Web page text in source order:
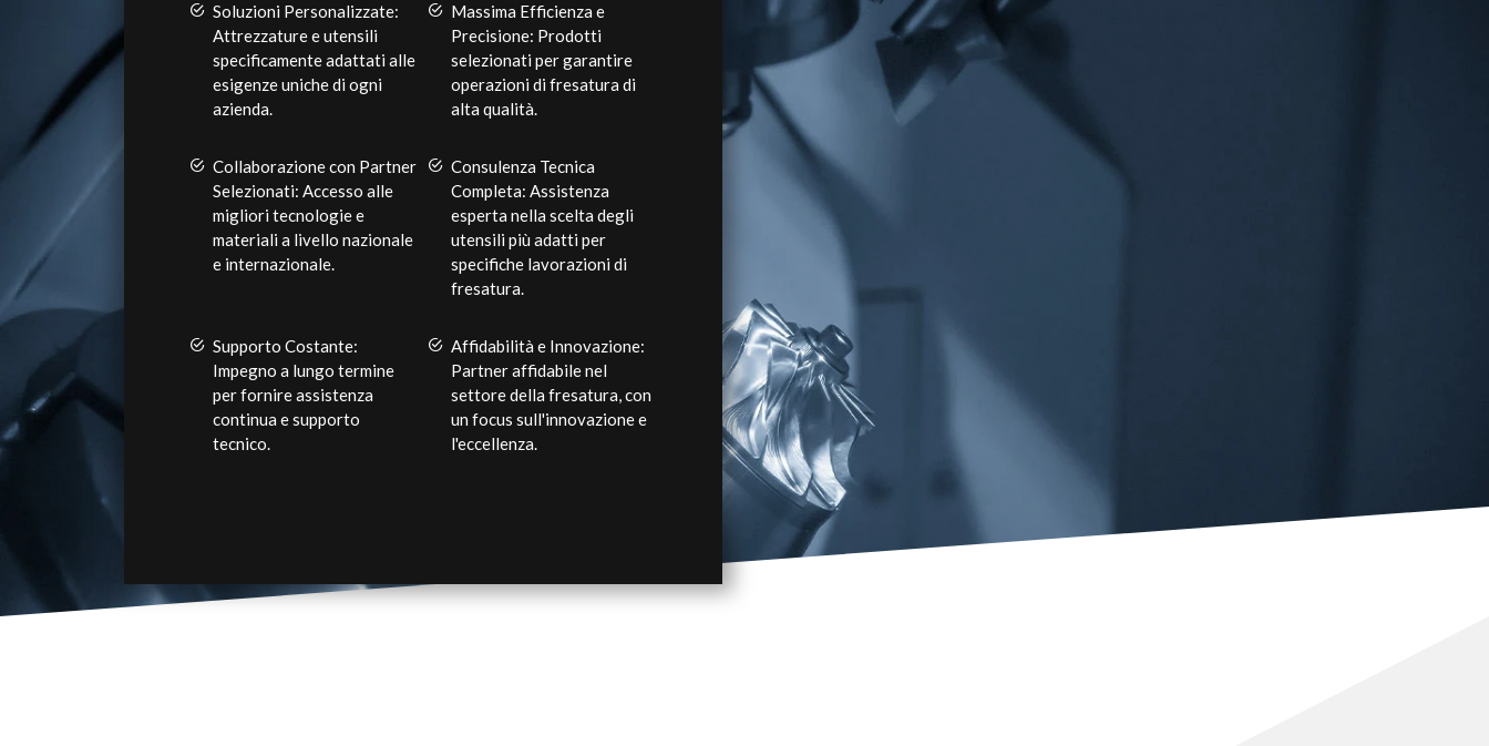
Soluzioni Personalizzate:
Attrezzature e utensili
specificamente adattati alle
esigenze uniche di ogni
azienda.
Massima Efficienza e
Precisione: Prodotti
selezionati per garantire
operazioni di fresatura di
alta qualità.
Collaborazione con Partner
Selezionati: Accesso alle
migliori tecnologie e
materiali a livello nazionale
e internazionale.
Consulenza Tecnica
Completa: Assistenza
esperta nella scelta degli
utensili più adatti per
specifiche lavorazioni di
fresatura.
Supporto Costante:
Impegno a lungo termine
per fornire assistenza
continua e supporto
tecnico.
Affidabilità e Innovazione:
Partner affidabile nel
settore della fresatura, con
un focus sull'innovazione e
l'eccellenza.